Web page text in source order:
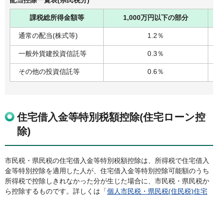
課税総所得金額等 1,000万円以下の部分
通常の配当(株式等) 1.2％
一般外貨建投資信託等 0.3％
その他の投資信託等 0.6％
住宅借入金等特別税額控除(住宅ローン控
除)
市民税・県民税の住宅借入金等特別税額控除は、所得税で住宅借入
金等特別控除を適用した人が、住宅借入金等特別控除可能額のうち
所得税で控除しきれなかった分が生じた場合に、市民税・県民税か
ら控除するものです。詳しくは「個人市民税・県民税(住民税)住宅